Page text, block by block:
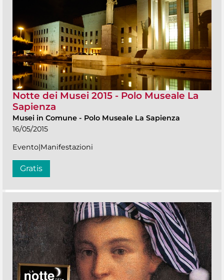
Notte dei Musei 2015 - Polo Museale La
Sapienza
Musei in Comune - Polo Museale La Sapienza
16/05/2015
Evento|Manifestazioni
Gratis